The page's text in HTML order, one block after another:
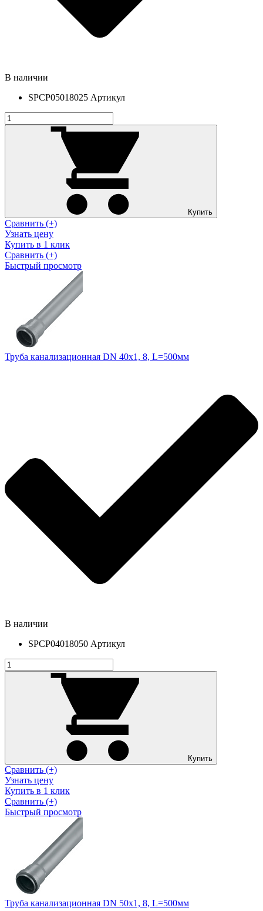
В наличии
SPCP05018025 Артикул
Купить
Сравнить (+)
Узнать цену
Купить в 1 клик
Сравнить (+)
Быстрый просмотр
Труба канализационная DN 40х1, 8, L=500мм
В наличии
SPCP04018050 Артикул
Купить
Сравнить (+)
Узнать цену
Купить в 1 клик
Сравнить (+)
Быстрый просмотр
Труба канализационная DN 50х1, 8, L=500мм